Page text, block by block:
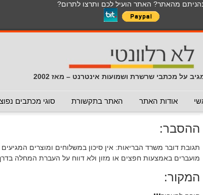
מהאתר? האתר הועיל לכם ותרצו לתרום?
על מכתבי שרשרת ושמועות אינטרנט – מאז 2002
אודות האתר האתר בתקשורת סוגי מכתבים
לכל התכנים באתר בנושא נגיף הקורונה
כללי מכתב חוזר מכתבים נפוצים המלצה - לא להעביר
הנך כאן:דף הבית/המלצה - לא להעביר/חבילות מסין נגועות בוירוס
ההסבר:
תגובת דובר משרד הבריאות: אין סיכון במשלוחים ומוצרים המגיעים
מועברים באמצעות חפצים או מזון ולא דווח על העברת המחלה בדרך
המקור: